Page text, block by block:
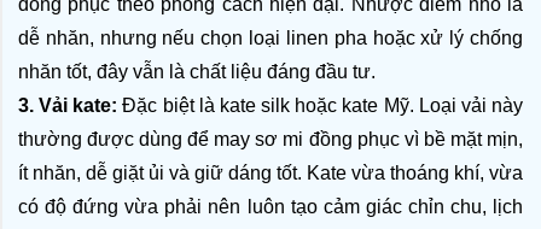
đồng phục theo phong cách hiện đại. Nhược điểm nhỏ là
dễ nhăn, nhưng nếu chọn loại linen pha hoặc xử lý chống
nhăn tốt, đây vẫn là chất liệu đáng đầu tư.
3. Vải kate: Đặc biệt là kate silk hoặc kate Mỹ. Loại vải này
thường được dùng để may sơ mi đồng phục vì bề mặt mịn,
ít nhăn, dễ giặt ủi và giữ dáng tốt. Kate vừa thoáng khí, vừa
có độ đứng vừa phải nên luôn tạo cảm giác chỉn chu, lịch